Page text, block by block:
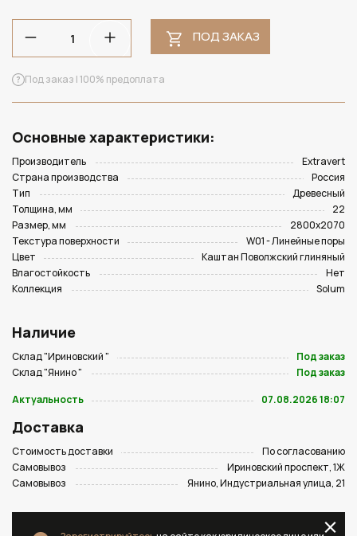
ПОД ЗАКАЗ
Под заказ | 100% предоплата
Основные характеристики:
Производитель
Extravert
Страна производства
Россия
Тип
Древесный
Толщина, мм
22
Размер, мм
2800х2070
Текстура поверхности
W01 - Линейные поры
Цвет
Каштан Поволжский глиняный
Влагостойкость
Нет
Коллекция
Solum
Наличие
Склад "Ириновский "
Под заказ
Склад "Янино "
Под заказ
Актуальность
07.08.2026 18:07
Доставка
Стоимость доставки
По согласованию
Самовывоз
Ириновский проспект, 1Ж
Самовывоз
Янино, Индустриальная улица, 21